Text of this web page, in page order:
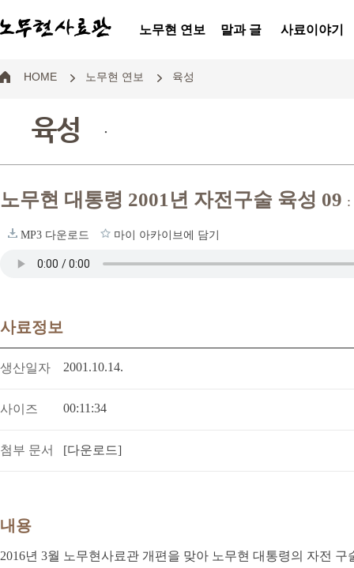
노무현 연보 말과 글 사료이야기
HOME 노무현 연보 육성
육성 .
노무현 대통령 2001년 자전구술 육성 09
MP3 다운로드 마이 아카이브에 담기
사료정보
생산일자 2001.10.14.
사이즈 00:11:34
첨부 문서 [다운로드]
내용
2016년 3월 노무현사료관 개편을 맞아 노무현 대통령의 자전